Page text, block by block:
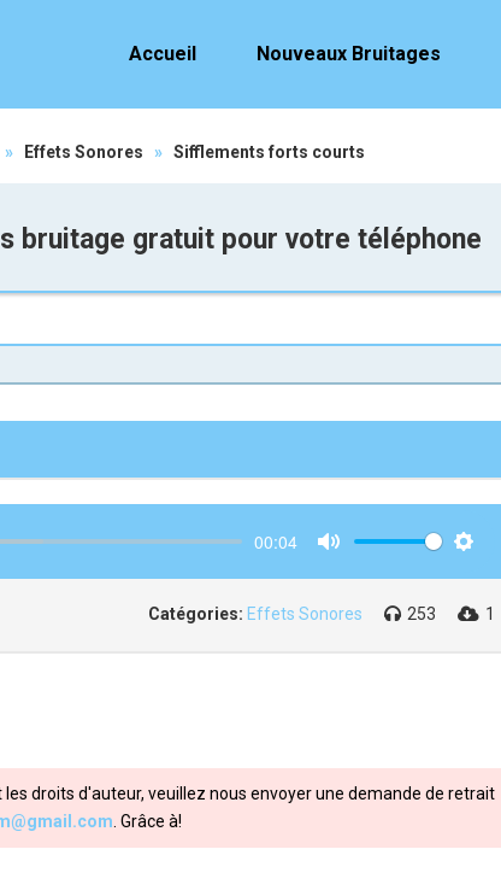
Accueil Nouveaux Bruitages
» Effets Sonores » Sifflements forts courts
bruitage gratuit pour votre téléphone
00:04
Catégories: Effets Sonores 253 1
droits d'auteur, veuillez nous envoyer une demande de retrait
. Grâce à!